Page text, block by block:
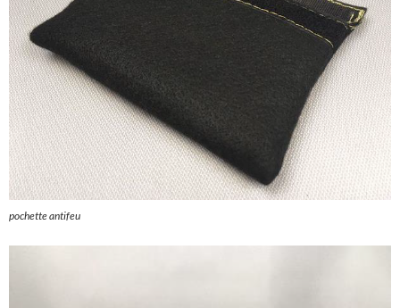
pochette antifeu